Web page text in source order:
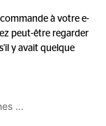
à votre e-
peut-être regarder
y avait quelque
...